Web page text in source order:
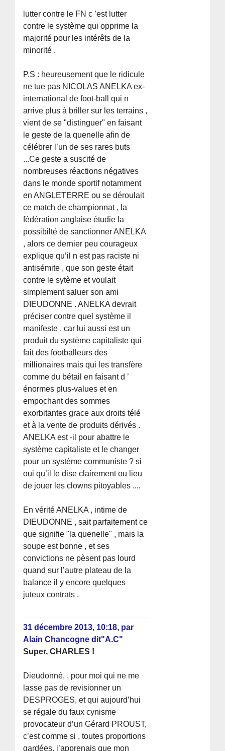
lutter contre le FN c ’est lutter
contre le système qui opprime la
majorité pour les intérêts de la
minorité .
P.S : heureusement que le ridicule
ne tue pas NICOLAS ANELKA ex-
international de foot-ball qui n
arrive plus à briller sur les terrains ,
vient de se "distinguer" en faisant
le geste de la quenelle afin de
célébrer l’un de ses rares buts
...Ce geste a suscité de
nombreuses réactions négatives
dans le monde sportif notamment
en ANGLETERRE ou se déroulait
ce match de championnat , la
fédération anglaise étudie la
possibilté de sanctionner ANELKA
, alors ce dernier peu courageux
explique qu’il n est pas raciste ni
antisémite , que son geste était
contre le sytème et voulait
simplement saluer son ami
DIEUDONNE . ANELKA devrait
préciser contre quel système il
manifeste , car lui aussi est un
produit du système capitaliste qui
fait des footballeurs des
millionaires mais qui les transfère
comme du bétail en faisant d ’
énormes plus-values et en
empochant des sommes
exorbitantes grace aux droits télé
et à la vente de produits dérivés .
ANELKA est -il pour abattre le
système capitaliste et le changer
pour un système communiste ? si
oui qu’il le dise clairement ou lieu
de jouer les clowns pitoyables ....
En vérité ANELKA , intime de
DIEUDONNE , sait parfaitement ce
que signifie "la quenelle" , mais la
soupe est bonne , et ses
convictions ne pèsent pas lourd
quand sur l’autre plateau de la
balance il y encore quelques
juteux contrats .
31 décembre 2013, 10:18, par
Alain Chancogne dit"A.C"
Super, CHARLES !
Dieudonné, , pour moi qui ne me
lasse pas de revisionner un
DESPROGES, et qui aujourd’hui
se régale du faux cynisme
provocateur d’un Gérard PROUST,
c’est comme si , toutes proportions
gardées, j’apprenais que mon